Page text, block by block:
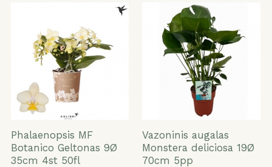
Phalaenopsis MF
Botanico Geltonas 9Ø
35cm 4st 50fl
Vazoninis augalas
Monstera deliciosa 19Ø
70cm 5pp